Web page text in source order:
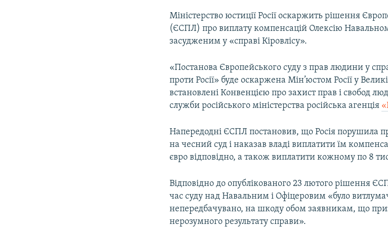
Міністерство юстиції Росії оскаржить рішення
(ЄСПЛ) про виплату компенсацій Олексію
засудженим у «справі Кіровлісу».
«Постанова Європейського суду з прав людини у
проти Росії» буде оскаржена Мін’юстом Росії у
встановлені Конвенцією про захист прав і свобод
служби російського міністерства російська агенція
Напередодні ЄСПЛ постановив, що Росія порушила
на чесний суд і наказав владі виплатити їм
євро відповідно, а також виплатити кожному по 8
Відповідно до опублікованого 23 лютого рішення
час суду над Навальним і Офіцеровим «було
непередбачувано, на шкоду обом заявникам, що
нерозумного результату справи».